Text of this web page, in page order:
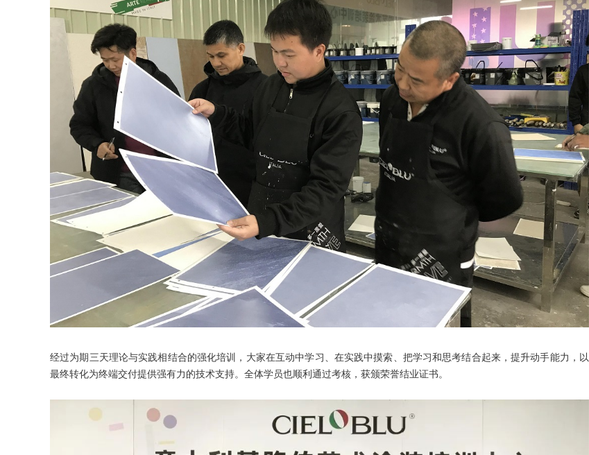
经过为期三天理论与实践相结合的强化培训，大家在互动中学习、在实践中摸索、把学习和思考结合起来，提升动手能力，以
最终转化为终端交付提供强有力的技术支持。全体学员也顺利通过考核，获颁荣誉结业证书。